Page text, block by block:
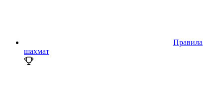
Правила
шахмат